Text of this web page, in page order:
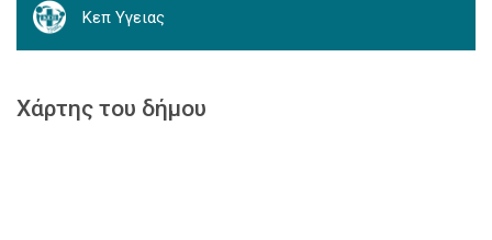
Κεπ Υγειας
Χάρτης του δήμου